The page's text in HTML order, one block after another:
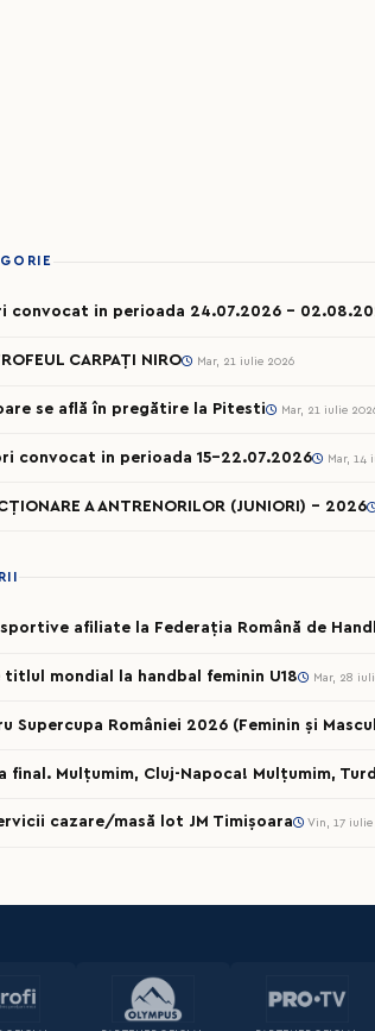
convocat in perioada 24.07.2026 –
CARPAȚI NIRO Mar, 21 iulie 2026
se află în pregătire la Pitesti Mar, 21 iulie
convocat in perioada 15-22.07.2026 Mar, 14
A ANTRENORILOR (JUNIORI) - 2026
afiliate la Federația Română de
mondial la handbal feminin U18 Mar, 28
Supercupa României 2026 (Feminin și
final. Mulțumim, Cluj-Napoca! Mulțumim,
cazare/masă lot JM Timișoara Vin, 17 iulie